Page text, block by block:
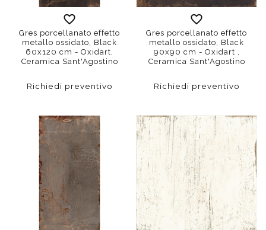
Gres porcellanato effetto
metallo ossidato, Black
60x120 cm - Oxidart,
Ceramica Sant'Agostino
Richiedi preventivo
Gres porcellanato effetto
metallo ossidato, Black
90x90 cm - Oxidart ,
Ceramica Sant'Agostino
Richiedi preventivo